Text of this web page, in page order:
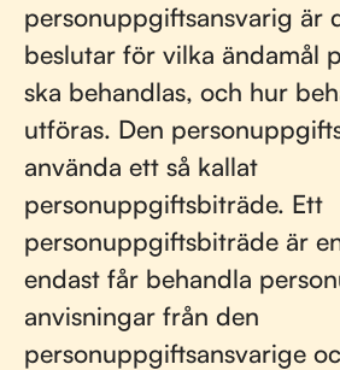
personuppgiftsansvarig är
beslutar för vilka ändamål
ska behandlas, och hur
utföras. Den
använda ett så kallat
personuppgiftsbiträde. Ett
personuppgiftsbiträde är
endast får behandla
anvisningar från den
personuppgiftsansvarige